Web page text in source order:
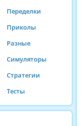
Переделки
Приколы
Разные
Симуляторы
Стратегии
Тесты